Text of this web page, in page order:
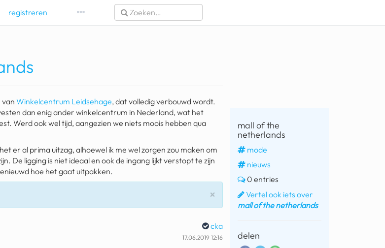
registreren
vanWinkelcentrum Leidsehage, dat volledig verbouwd wordt.
dan enig ander winkelcentrum in Nederland, wat het
Werd ook wel tijd, aangezien we niets moois hebben qua
er al prima uitzag, alhoewel ik me wel zorgen zou maken om
De ligging is niet ideaal en ook de ingang lijkt verstopt te zijn
hoe het gaat uitpakken.
×Sluiten
cka
17.06.2019 12:16
mall of the
netherlands
mode
nieuws
0 entries
Vertel ook iets over
mall of the netherlands
delen